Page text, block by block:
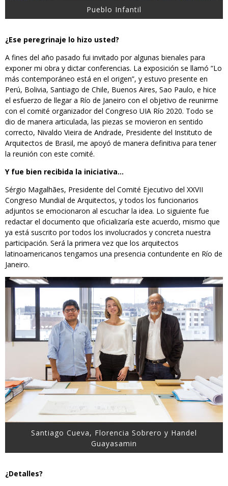
Pueblo Infantil
¿Ese peregrinaje lo hizo usted?
A fines del año pasado fui invitado por algunas bienales para
exponer mi obra y dictar conferencias. La exposición se llamó “Lo
más contemporáneo está en el origen”, y estuvo presente en
Perú, Bolivia, Santiago de Chile, Buenos Aires, Sao Paulo, e hice
el esfuerzo de llegar a Río de Janeiro con el objetivo de reunirme
con el comité organizador del Congreso UIA Río 2020. Todo se
dio de manera articulada, las piezas se movieron en sentido
correcto, Nivaldo Vieira de Andrade, Presidente del Instituto de
Arquitectos de Brasil, me apoyó de manera definitiva para tener
la reunión con este comité.
Y fue bien recibida la iniciativa…
Sérgio Magalhães, Presidente del Comité Ejecutivo del XXVII
Congreso Mundial de Arquitectos, y todos los funcionarios
adjuntos se emocionaron al escuchar la idea. Lo siguiente fue
redactar el documento que oficializaría este acuerdo, mismo que
ya está suscrito por todos los involucrados y concreta nuestra
participación. Será la primera vez que los arquitectos
latinoamericanos tengamos una presencia contundente en Río de
Janeiro.
Santiago Cueva, Florencia Sobrero y Handel
Guayasamin
¿Detalles?